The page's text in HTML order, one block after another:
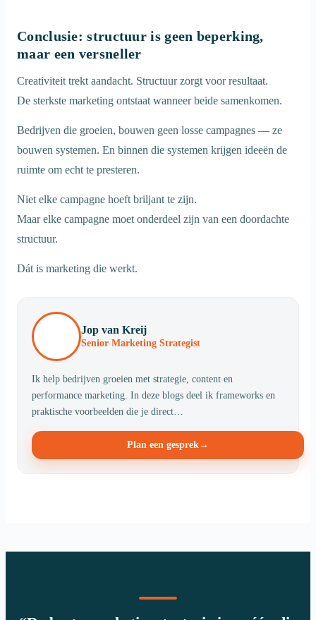
Conclusie: structuur is geen beperking,
maar een versneller
Creativiteit trekt aandacht. Structuur zorgt voor resultaat.
De sterkste marketing ontstaat wanneer beide samenkomen.
Bedrijven die groeien, bouwen geen losse campagnes — ze
bouwen systemen. En binnen die systemen krijgen ideeën de
ruimte om echt te presteren.
Niet elke campagne hoeft briljant te zijn.
Maar elke campagne moet onderdeel zijn van een doordachte
structuur.
Dát is marketing die werkt.
Jop van Kreij
Senior Marketing Strategist
Ik help bedrijven groeien met strategie, content en
performance marketing. In deze blogs deel ik frameworks en
praktische voorbeelden die je direct…
Plan een gesprek→